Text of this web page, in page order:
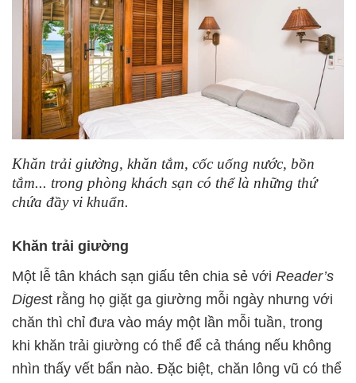
Khăn trải giường, khăn tắm, cốc uống nước, bồn
tắm... trong phòng khách sạn có thể là những thứ
chứa đầy vi khuẩn.
Khăn trải giường
Một lễ tân khách sạn giấu tên chia sẻ với Reader’s
Digest rằng họ giặt ga giường mỗi ngày nhưng với
chăn thì chỉ đưa vào máy một lần mỗi tuần, trong
khi khăn trải giường có thể để cả tháng nếu không
nhìn thấy vết bẩn nào. Đặc biệt, chăn lông vũ có thể